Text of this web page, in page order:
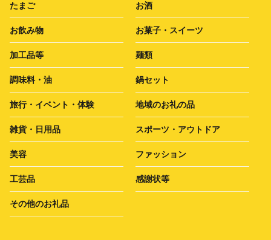
たまご お酒
お飲み物 お菓子・スイーツ
加工品等 麺類
調味料・油 鍋セット
旅行・イベント・体験 地域のお礼の品
雑貨・日用品 スポーツ・アウトドア
美容 ファッション
工芸品 感謝状等
その他のお礼品